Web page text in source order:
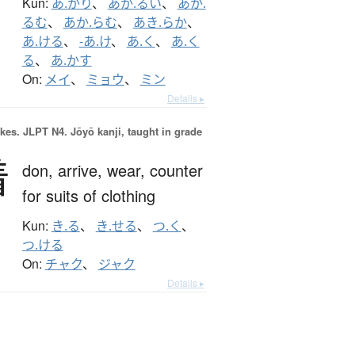
るむ、 あか.らむ、 あき.らか、
あ.ける、 -あ.け、 あ.く 、 あ.く
る、 あ.かす
On: メイ、 ミョウ、 ミン
Details ▸
JLPT N4. Jōyō kanji, taught in grade
don, arrive, wear, counter
for suits of clothing
Kun: き.る、 き.せる、 つ.く 、
つ.ける
On: チャク、 ジャク
Details ▸